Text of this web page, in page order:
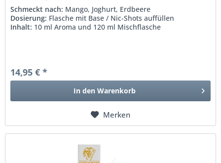
Schmeckt nach: Mango, Joghurt, Erdbeere
Dosierung: Flasche mit Base / Nic-Shots auffüllen
Inhalt: 10 ml Aroma und 120 ml Mischflasche
14,95 € *
In den Warenkorb
Merken